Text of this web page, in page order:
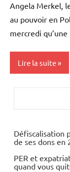
Angela Merkel,
au pouvoir en
mercredi
Lire la suite
Economie
Energies
premières
Défiscalisation
de ses dons en
PER et
quand vous